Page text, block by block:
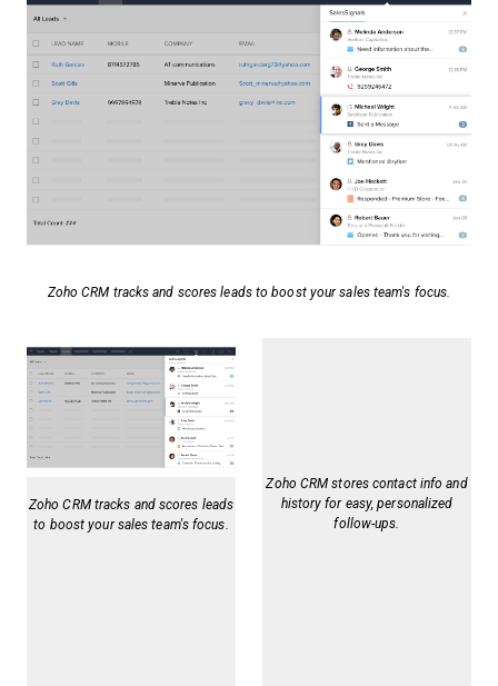
Zoho CRM tracks and scores leads to boost your sales team's focus.
Zoho CRM tracks and scores leads
to boost your sales team's focus.
Zoho CRM stores contact info and
history for easy, personalized
follow-ups.